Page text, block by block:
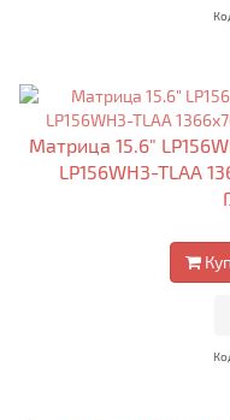
Матрица 15.6"
LP156WH3-TLAA